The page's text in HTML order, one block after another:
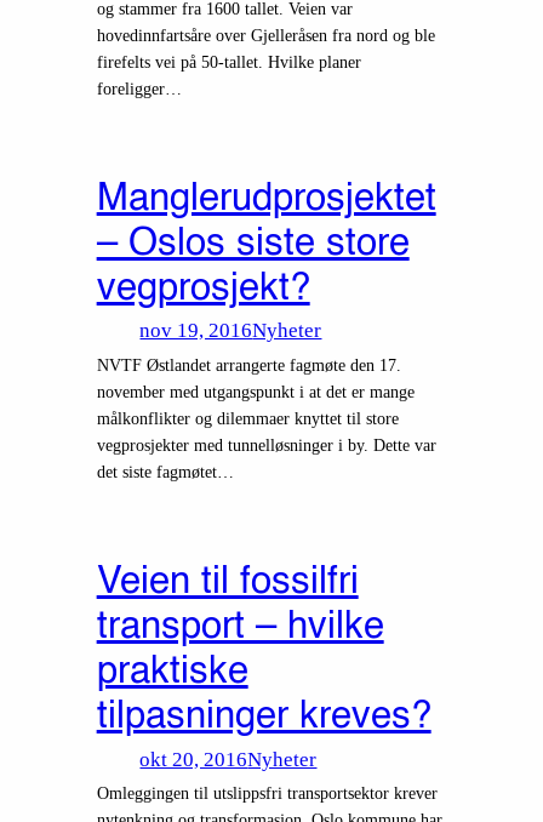
og stammer fra 1600 tallet. Veien var
hovedinnfartsåre over Gjelleråsen fra nord og ble
firefelts vei på 50-tallet. Hvilke planer
foreligger…
Manglerudprosjektet
– Oslos siste store
vegprosjekt?
nov 19, 2016Nyheter
NVTF Østlandet arrangerte fagmøte den 17.
november med utgangspunkt i at det er mange
målkonflikter og dilemmaer knyttet til store
vegprosjekter med tunnelløsninger i by. Dette var
det siste fagmøtet…
Veien til fossilfri
transport – hvilke
praktiske
tilpasninger kreves?
okt 20, 2016Nyheter
Omleggingen til utslippsfri transportsektor krever